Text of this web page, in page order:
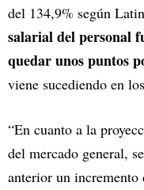
del 134,9% según
salarial del personal
quedar unos puntos
viene sucediendo en
“En cuanto a la
del mercado general,
anterior un incremento